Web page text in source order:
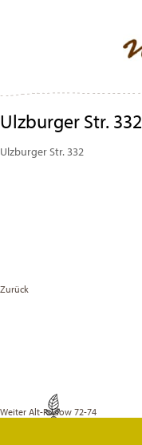
Ulzburger Str. 332
Ulzburger Str. 332
Zurück
Weiter Alt-Rudow 72-74